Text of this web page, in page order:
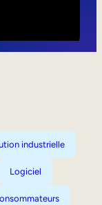
industrielle
Logiciel